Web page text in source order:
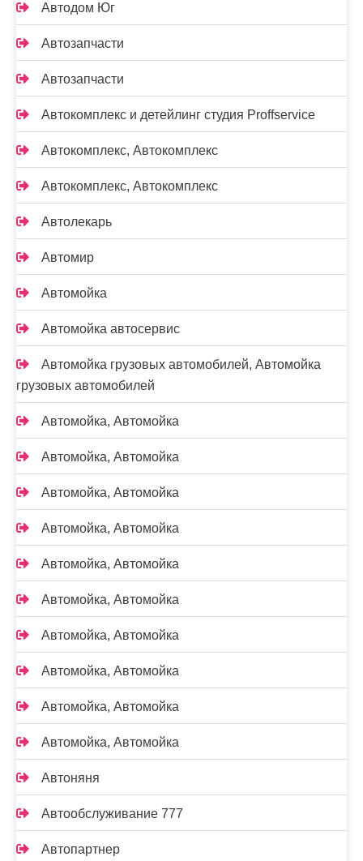
Автодом Юг
Автозапчасти
Автозапчасти
Автокомплекс и детейлинг студия Proffservice
Автокомплекс, Автокомплекс
Автокомплекс, Автокомплекс
Автолекарь
Автомир
Автомойка
Автомойка автосервис
Автомойка грузовых автомобилей, Автомойка
грузовых автомобилей
Автомойка, Автомойка
Автомойка, Автомойка
Автомойка, Автомойка
Автомойка, Автомойка
Автомойка, Автомойка
Автомойка, Автомойка
Автомойка, Автомойка
Автомойка, Автомойка
Автомойка, Автомойка
Автомойка, Автомойка
Автоняня
Автообслуживание 777
Автопартнер